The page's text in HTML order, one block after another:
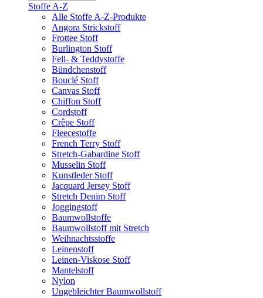
Stoffe A-Z
Alle Stoffe A-Z-Produkte
Angora Strickstoff
Frottee Stoff
Burlington Stoff
Fell- & Teddystoffe
Bündchenstoff
Bouclé Stoff
Canvas Stoff
Chiffon Stoff
Cordstoff
Crêpe Stoff
Fleecestoffe
French Terry Stoff
Stretch-Gabardine Stoff
Musselin Stoff
Kunstleder Stoff
Jacquard Jersey Stoff
Stretch Denim Stoff
Joggingstoff
Baumwollstoffe
Baumwollstoff mit Stretch
Weihnachtsstoffe
Leinenstoff
Leinen-Viskose Stoff
Mantelstoff
Nylon
Ungebleichter Baumwollstoff